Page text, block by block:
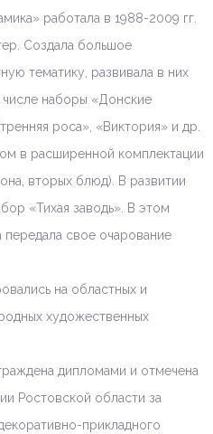
работала в 1988-2009 гг.
Создала большое
тематику, развивала в них
числе наборы «Донские
роса», «Виктория» и др.
в расширенной комплектации
вторых блюд). В развитии
«Тихая заводь». В этом
свое очарование
на областных и
художественных
дипломами и отмечена
Ростовской области за
прикладного